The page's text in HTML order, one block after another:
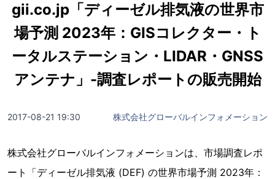
gii.co.jp「ディーゼル排気液の世界市
場予測 2023年：GISコレクター・ト
ータルステーション・LIDAR・GNSS
アンテナ」-調査レポートの販売開始
2017-08-21 19:30 株式会社グローバルインフォメーション
株式会社グローバルインフォメーションは、市場調査レポ
ート「ディーゼル排気液 (DEF) の世界市場予測 2023年：